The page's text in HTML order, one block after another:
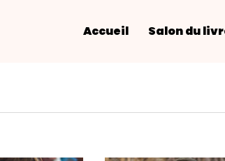
Accueil Salon du